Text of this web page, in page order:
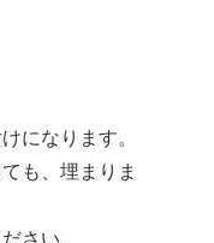
になります。
も、埋まりま